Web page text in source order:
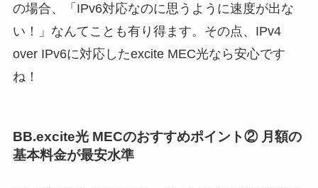
の場合、「IPv6対応なのに思うように速度が出な
い！」なんてことも有り得ます。その点、IPv4
over IPv6に対応したexcite MEC光なら安心です
ね！
BB.excite光 MECのおすすめポイント② 月額の
基本料金が最安水準